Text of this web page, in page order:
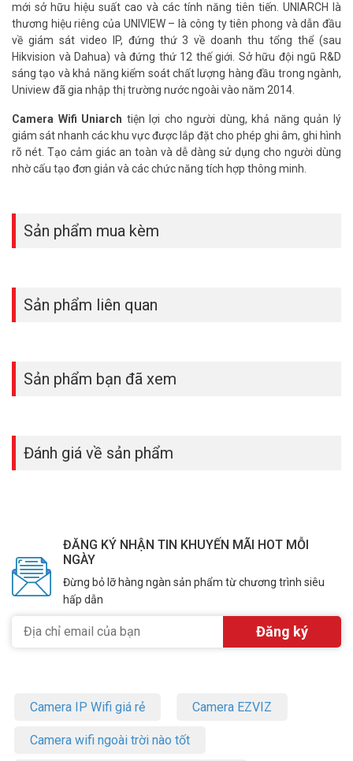
mới sở hữu hiệu suất cao và các tính năng tiên tiến. UNIARCH là
thương hiệu riêng của UNIVIEW – là công ty tiên phong và dẫn đầu
về giám sát video IP, đứng thứ 3 về doanh thu tổng thể (sau
Hikvision và Dahua) và đứng thứ 12 thế giới. Sở hữu đội ngũ R&D
sáng tạo và khả năng kiểm soát chất lượng hàng đầu trong ngành,
Uniview đã gia nhập thị trường nước ngoài vào năm 2014.
Camera Wifi Uniarch tiện lợi cho người dùng, khả năng quản lý
giám sát nhanh các khu vực được lắp đặt cho phép ghi âm, ghi hình
rõ nét. Tạo cảm giác an toàn và dễ dàng sử dụng cho người dùng
nhờ cấu tạo đơn giản và các chức năng tích hợp thông minh.
Sản phẩm mua kèm
Sản phẩm liên quan
Sản phẩm bạn đã xem
Đánh giá về sản phẩm
ĐĂNG KÝ NHẬN TIN KHUYẾN MÃI HOT MỖI
NGÀY
Đừng bỏ lỡ hàng ngàn sản phẩm từ chương trình siêu
hấp dẫn
Camera IP Wifi giá rẻ Camera EZVIZ
Camera wifi ngoài trời nào tốt